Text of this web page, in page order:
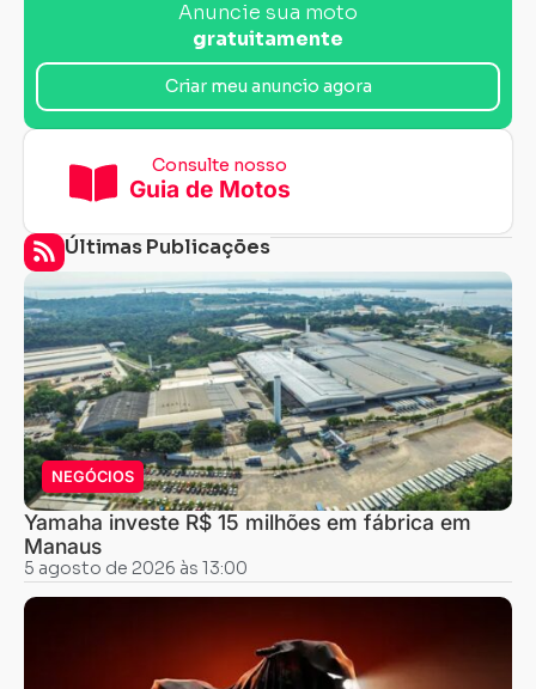
Anuncie sua moto
gratuitamente
Criar meu anuncio agora
Consulte nosso
Guia de Motos
Últimas Publicações
NEGÓCIOS
Yamaha investe R$ 15 milhões em fábrica em
Manaus
5 agosto de 2026 às 13:00